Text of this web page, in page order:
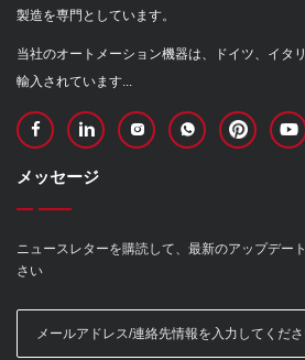
製造を専門としています。
当社のオートメーション機器は、ドイツ、イタ
輸入されています...
メッセージ
ニュースレターを購読して、最新のアップデー
さい